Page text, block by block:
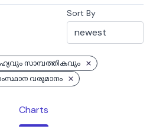
Sort By
സാമ്പത്തികവും
വരുമാനം
Charts